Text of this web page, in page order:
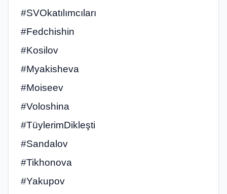
#SVOkatılımcıları
#Fedchishin
#Kosilov
#Myakisheva
#Moiseev
#Voloshina
#TüylerimDikleşti
#Sandalov
#Tikhonova
#Yakupov